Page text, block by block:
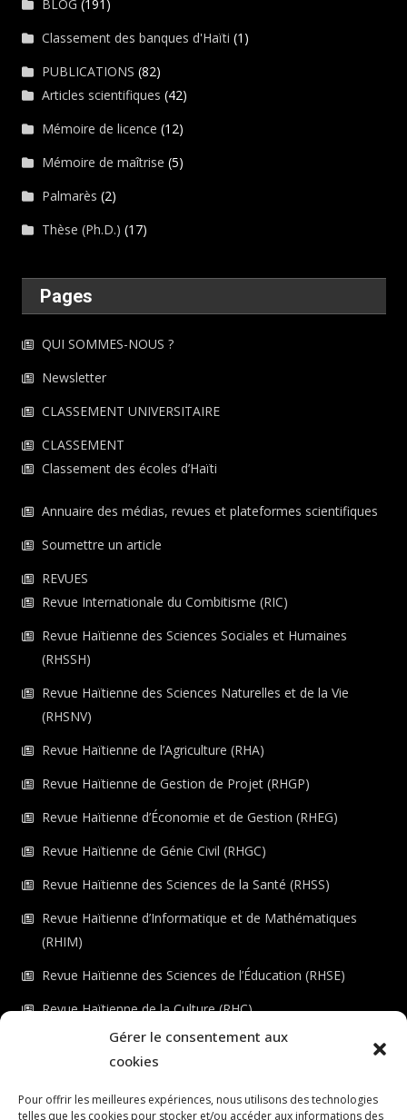
Gérer le consentement aux
cookies
Pour offrir les meilleures expériences, nous utilisons des technologies
telles que les cookies pour stocker et/ou accéder aux informations des
BLOG (191)
Classement des banques d'Haïti (1)
PUBLICATIONS (82)
Articles scientifiques (42)
Mémoire de licence (12)
Mémoire de maîtrise (5)
Palmarès (2)
Thèse (Ph.D.) (17)
Pages
QUI SOMMES-NOUS ?
Newsletter
CLASSEMENT UNIVERSITAIRE
CLASSEMENT
Classement des écoles d’Haïti
Annuaire des médias, revues et plateformes scientifiques
Soumettre un article
REVUES
Revue Internationale du Combitisme (RIC)
Revue Haïtienne des Sciences Sociales et Humaines
(RHSSH)
Revue Haïtienne des Sciences Naturelles et de la Vie
(RHSNV)
Revue Haïtienne de l’Agriculture (RHA)
Revue Haïtienne de Gestion de Projet (RHGP)
Revue Haïtienne d’Économie et de Gestion (RHEG)
Revue Haïtienne de Génie Civil (RHGC)
Revue Haïtienne des Sciences de la Santé (RHSS)
Revue Haïtienne d’Informatique et de Mathématiques
(RHIM)
Revue Haïtienne des Sciences de l’Éducation (RHSE)
Revue Haïtienne de la Culture (RHC)
Revue Haïtienne de l’Environnement (RHE)